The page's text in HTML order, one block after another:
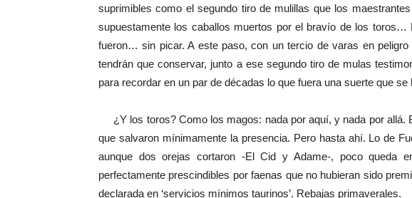
suprimibles como el segundo tiro de mulillas que los
supuestamente los caballos muertos por el bravío de los toros…
fueron… sin picar. A este paso, con un tercio de varas en
tendrán que conservar, junto a ese segundo tiro de mulas
para recordar en un par de décadas lo que fuera una suerte que
¿Y los toros? Como los magos: nada por aquí, y nada por allá.
que salvaron mínimamente la presencia. Pero hasta ahí. Lo de
aunque dos orejas cortaron -El Cid y Adame-, poco queda
perfectamente prescindibles por faenas que no hubieran sido
declarada en ‘servicios mínimos taurinos’. Rebajas primaverales.